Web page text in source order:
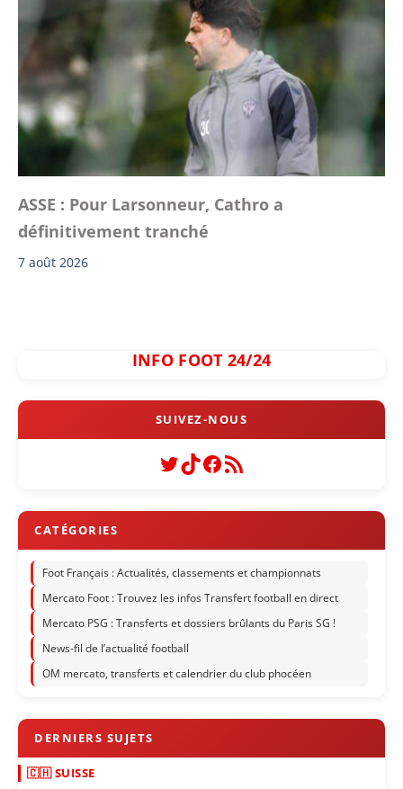
ASSE : Pour Larsonneur, Cathro a
définitivement tranché
7 août 2026
INFO FOOT 24/24
Twitter
TikTok
Facebook
Flux RSS
Foot Français : Actualités, classements et championnats
Mercato Foot : Trouvez les infos Transfert football en direct
Mercato PSG : Transferts et dossiers brûlants du Paris SG !
News-fil de l’actualité football
OM mercato, transferts et calendrier du club phocéen
🇨🇭 SUISSE